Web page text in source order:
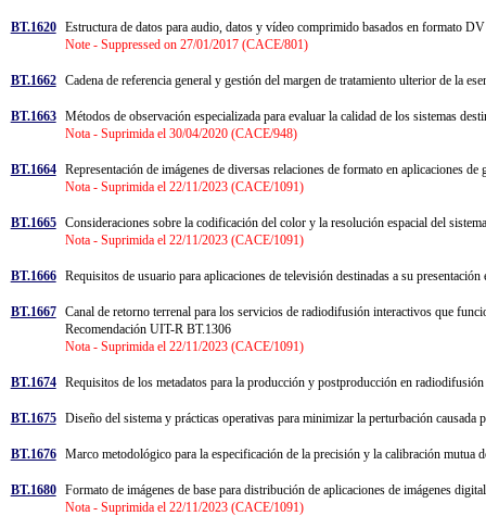
BT.1620 Estructura de datos para audio, datos y vídeo comprimido basados en formato
Note - Suppressed on 27/01/2017 (CACE/801)
BT.1662 Cadena de referencia general y gestión del margen de tratamiento ulterior de la
BT.1663 Métodos de observación especializada para evaluar la calidad de los sistemas
Nota - Suprimida el 30/04/2020 (CACE/948)
BT.1664 Representación de imágenes de diversas relaciones de formato en aplicaciones
Nota - Suprimida el 22/11/2023 (CACE/1091)
BT.1665 Consideraciones sobre la codificación del color y la resolución espacial del
Nota - Suprimida el 22/11/2023 (CACE/1091)
BT.1666 Requisitos de usuario para aplicaciones de televisión destinadas a su
BT.1667 Canal de retorno terrenal para los servicios de radiodifusión interactivos que
Recomendación UIT-R BT.1306
Nota - Suprimida el 22/11/2023 (CACE/1091)
BT.1674 Requisitos de los metadatos para la producción y postproducción en
BT.1675 Diseño del sistema y prácticas operativas para minimizar la perturbación
BT.1676 Marco metodológico para la especificación de la precisión y la calibración mutua
BT.1680 Formato de imágenes de base para distribución de aplicaciones de imágenes
Nota - Suprimida el 22/11/2023 (CACE/1091)